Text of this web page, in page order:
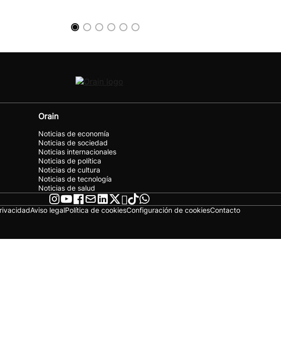
Orain
Noticias de economía
Noticias de sociedad
Noticias internacionales
Noticias de política
Noticias de cultura
Noticias de tecnología
Noticias de salud
Aviso legalPolítica de cookiesConfiguración de cookiesContacto